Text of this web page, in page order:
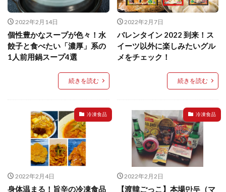
2022年2月14日
個性豊かなスープが色々！水
餃子と食べたい「濃厚」系の
1人前用鍋スープ4選
続きを読む
2022年2月7日
バレンタイン 2022 到来！ス
イーツ以外に楽しみたいグル
メをチェック！
続きを読む
冷凍食品
2022年2月4日
身体温まる！旨辛の冷凍食品
冷凍食品
2022年2月2日
【渡韓ごっこ】本場만두（マ
おうちde街中華コミュニティ
おうちごはん
おでん
お取り寄せ
お弁当
うどん
キャンプ
キャンペーン
クリスピーひとくち餃子
クリスマス
スープ
Strategic Cooking Management
ESG
Global menu
Instagram SDGs SNS
X
イートアンドの仕事
アウトドア
アヒージョ
アレルギー
アレルゲン
アレンジ
アレンジレシピ
セカンド冷凍庫
たれつき肉焼売
国産
冷凍食品ジャーナリスト山本純子の『冷凍食品のはなし』
冷凍から揚げ
冷凍やけ
冷凍ラーメン